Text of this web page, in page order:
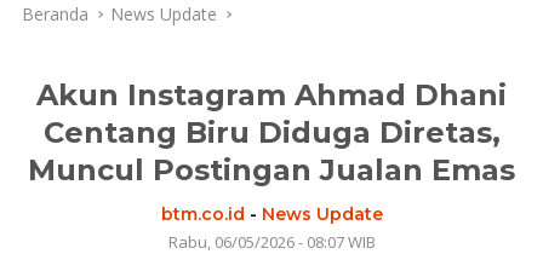
Beranda News Update
Akun Instagram Ahmad Dhani
Centang Biru Diduga Diretas,
Muncul Postingan Jualan Emas
btm.co.id - News Update
Rabu, 06/05/2026 - 08:07 WIB